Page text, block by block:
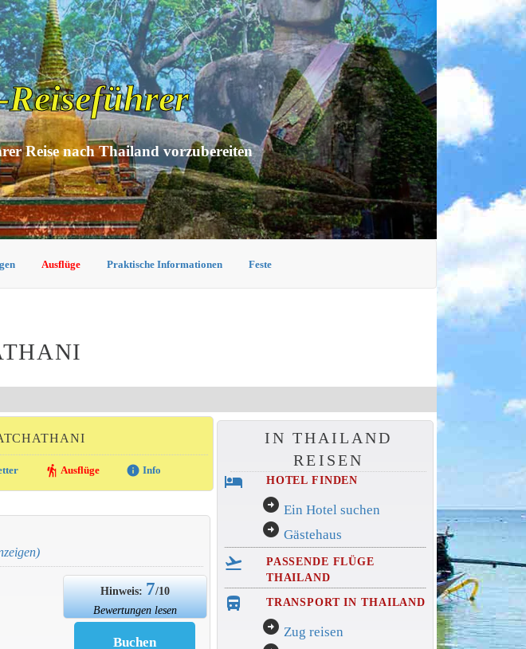
Reise nach Thailand vorzubereiten
Ausflüge Praktische Informationen Feste
hiking Ausflüge info Info
Hinweis: 7/10
Bewertungen lesen
IN THAILAND
REISEN
hotel HOTEL FINDEN
arrow_circle_right Ein Hotel suchen
arrow_circle_right Gästehaus
flight_takeoff
PASSENDE FLÜGE
THAILAND
directions_bus_filled TRANSPORT IN THAILAND
arrow_circle_right Zug reisen